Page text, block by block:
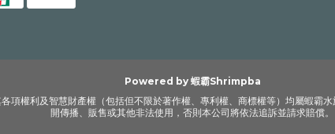
Powered by 蝦霸Shrimpba
項權利及智慧財產權（包括但不限於著作權、專利權、商標權等）均屬蝦霸
開傳播、販售或其他非法使用，否則本公司將依法追訴並請求賠償。